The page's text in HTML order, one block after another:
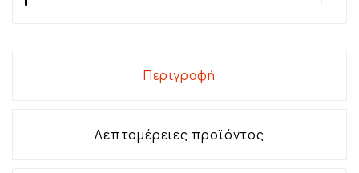
Περιγραφή
Λεπτομέρειες προϊόντος